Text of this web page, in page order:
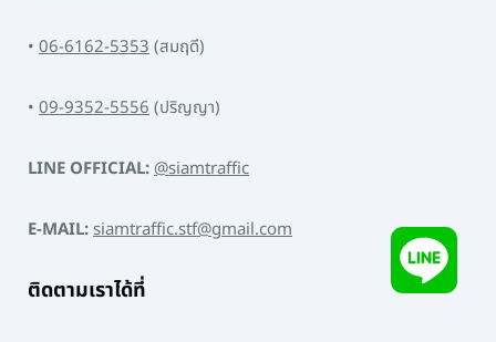
• 06-6162-5353(สมฤดี)
• 09-9352-5556(ปริญญา)
LINE OFFICIAL:@siamtraffic
E-MAIL:siamtraffic.stf@gmail.com
ติดตามเราได้ที่